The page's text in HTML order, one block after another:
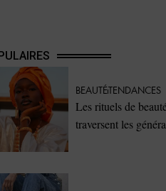
BEAUTÉTENDANCES
Les rituels de
traversent les